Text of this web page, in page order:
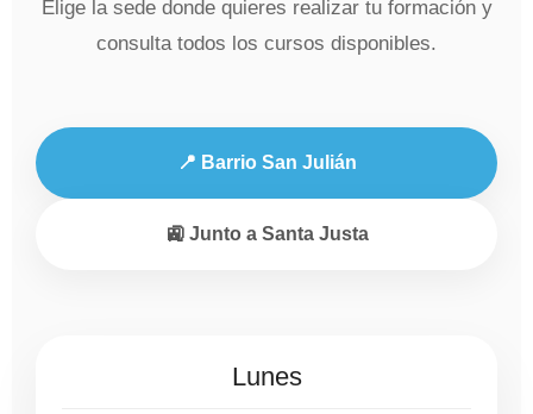
Elige la sede donde quieres realizar tu formación y
consulta todos los cursos disponibles.
📍 Barrio San Julián
🚉 Junto a Santa Justa
Lunes